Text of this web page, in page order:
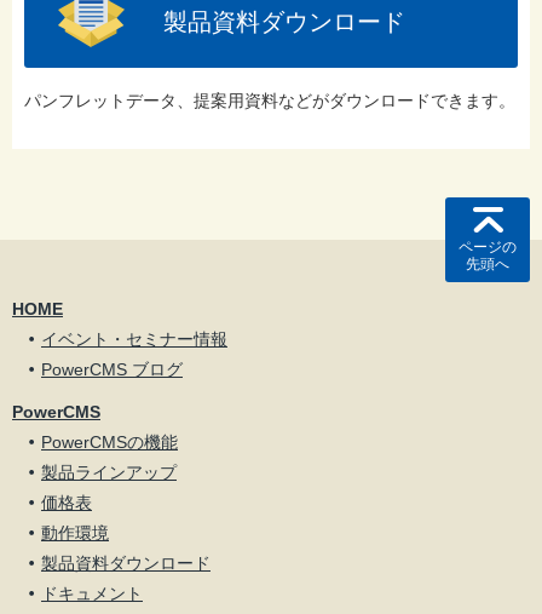
製品資料ダウンロード
パンフレットデータ、提案用資料などがダウンロードできます。
ページの
先頭へ
HOME
イベント・セミナー情報
PowerCMS ブログ
PowerCMS
PowerCMSの機能
製品ラインアップ
価格表
動作環境
製品資料ダウンロード
ドキュメント